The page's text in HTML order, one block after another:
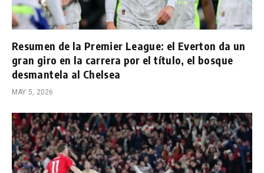
Resumen de la Premier League: el Everton da un
gran giro en la carrera por el título, el bosque
desmantela al Chelsea
MAY 5, 2026